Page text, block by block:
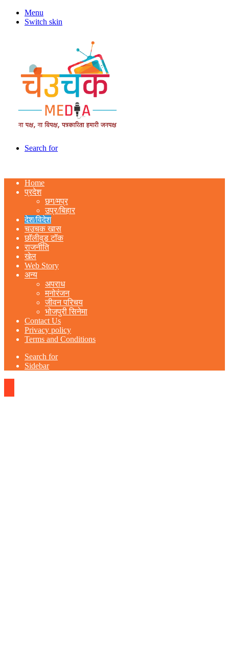
Menu
Switch skin
Search for
Home
प्रदेश
छग/मप्र
उप्र/बिहार
देश/विदेश
चउचक खास
छॉलीवुड टॉक
राजनीति
खेल
Web Story
अन्य
अपराध
मनोरंजन
जीवन परिचय
भोजपुरी सिनेमा
Contact Us
Privacy policy
Terms and Conditions
Search for
Sidebar